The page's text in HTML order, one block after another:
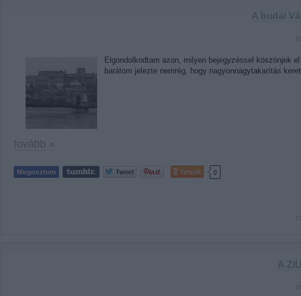
A budai
Elgondolkodtam azon, milyen bejegyzéssel köszönjek
barátom jelezte nemrég, hogy nagyonnagytakarítás
tovább »
Tetszik 0
A